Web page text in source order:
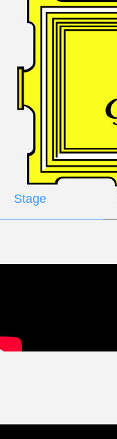
Stage